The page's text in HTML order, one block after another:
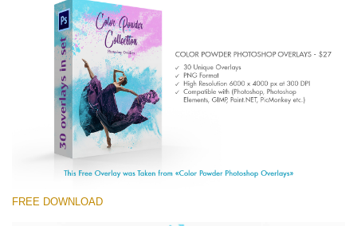
Large 6000*4000px
Entire Collection
(1783 Overlays)
Large 6000*4000px
Ücretsiz indirin
FREE DOWNLOAD